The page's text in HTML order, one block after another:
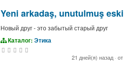
Yeni arkadaş, unutulmuş
Новый друг - это забытый старый друг
Каталог: Этика
21 дней(я) назад · от